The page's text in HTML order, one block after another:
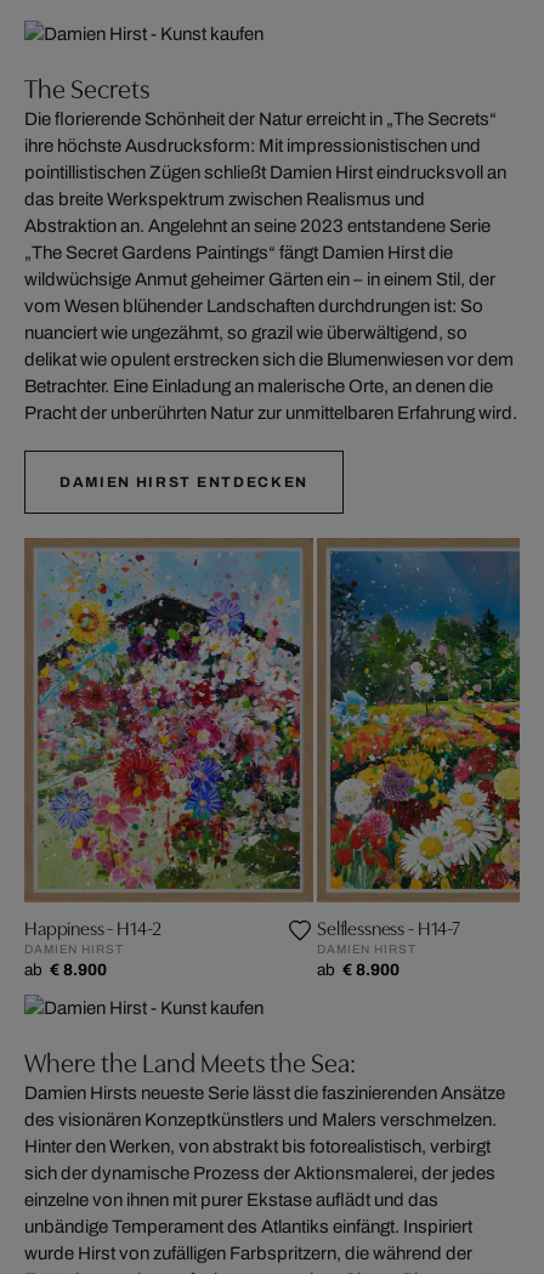
The Secrets
Die florierende Schönheit der Natur erreicht in „The Secrets“
ihre höchste Ausdrucksform: Mit impressionistischen und
pointillistischen Zügen schließt Damien Hirst eindrucksvoll an
das breite Werkspektrum zwischen Realismus und
Abstraktion an. Angelehnt an seine 2023 entstandene Serie
„The Secret Gardens Paintings“ fängt Damien Hirst die
wildwüchsige Anmut geheimer Gärten ein – in einem Stil, der
vom Wesen blühender Landschaften durchdrungen ist: So
nuanciert wie ungezähmt, so grazil wie überwältigend, so
delikat wie opulent erstrecken sich die Blumenwiesen vor dem
Betrachter. Eine Einladung an malerische Orte, an denen die
Pracht der unberührten Natur zur unmittelbaren Erfahrung wird.
DAMIEN HIRST ENTDECKEN
Happiness - H14-2
DAMIEN HIRST
ab € 8.900
Selflessness - H14-7
DAMIEN HIRST
ab € 8.900
Where the Land Meets the Sea:
Damien Hirsts neueste Serie lässt die faszinierenden Ansätze
des visionären Konzeptkünstlers und Malers verschmelzen.
Hinter den Werken, von abstrakt bis fotorealistisch, verbirgt
sich der dynamische Prozess der Aktionsmalerei, der jedes
einzelne von ihnen mit purer Ekstase auflädt und das
unbändige Temperament des Atlantiks einfängt. Inspiriert
wurde Hirst von zufälligen Farbspritzern, die während der